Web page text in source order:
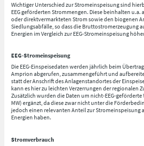
Wichtiger Unterschied zur Stromeinspeisung sind
EEG geförderten Strommengen. Diese beinhalten u.a.
oder direktvermarkteten Strom sowie den biogenen
Siedlungsabfälle, so dass die Bruttostromerzeugung
Energien im Vergleich zur EEG-Stromeinspeisung
EEG-Stromeinspeisung
Die EEG-Einspeisedaten werden jährlich beim
Amprion abgerufen, zusammengeführt und
statt der Anschrift des Anlagenstandortes der
kann es hier zu leichten Verzerrungen der regionalen
Zusätzlich wurden die Daten um nicht-EEG-geförderte
MW) ergänzt, da diese zwar nicht unter die
jedoch einen relevanten Anteil zur Stromeinspeisung
Energien haben.
Stromverbrauch